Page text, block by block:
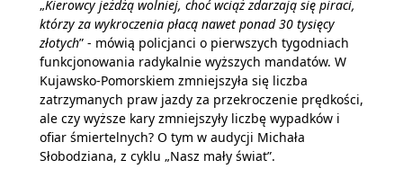
„Kierowcy jeżdżą wolniej, choć wciąż zdarzają się piraci,
którzy za wykroczenia płacą nawet ponad 30 tysięcy
złotych” - mówią policjanci o pierwszych tygodniach
funkcjonowania radykalnie wyższych mandatów. W
Kujawsko-Pomorskiem zmniejszyła się liczba
zatrzymanych praw jazdy za przekroczenie prędkości,
ale czy wyższe kary zmniejszyły liczbę wypadków i
ofiar śmiertelnych? O tym w audycji Michała
Słobodziana, z cyklu „Nasz mały świat”.